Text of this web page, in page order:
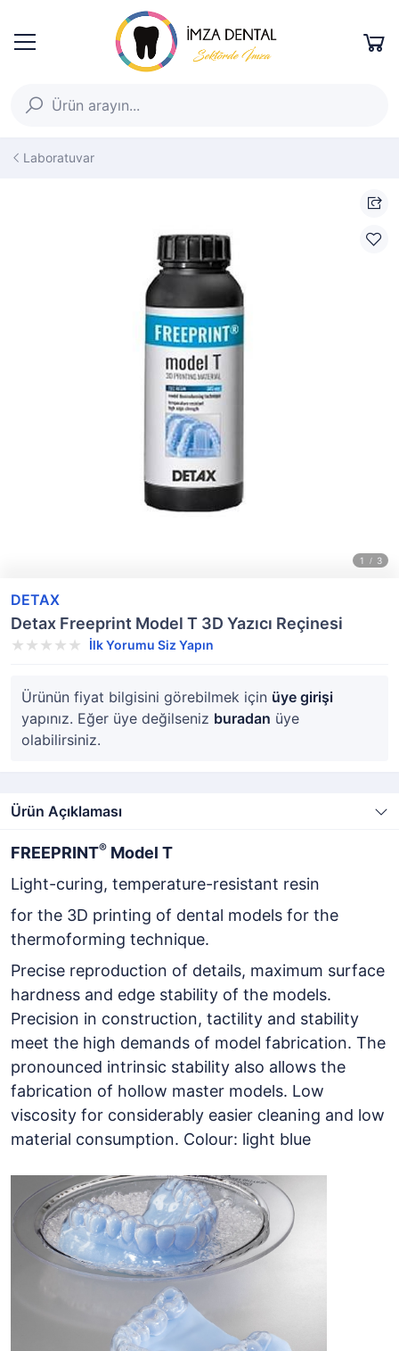
Laboratuvar
DETAX
Detax Freeprint Model T 3D Yazıcı Reçinesi
İlk Yorumu Siz Yapın
Ürünün fiyat bilgisini görebilmek için üye girişi
yapınız. Eğer üye değilseniz buradan üye
olabilirsiniz.
Ürün Açıklaması
FREEPRINT® Model T
Light-curing, temperature-resistant resin
for the 3D printing of dental models for the
thermoforming technique.
Precise reproduction of details, maximum surface
hardness and edge stability of the models.
Precision in construction, tactility and stability
meet the high demands of model fabrication. The
pronounced intrinsic stability also allows the
fabrication of hollow master models. Low
viscosity for considerably easier cleaning and low
material consumption. Colour: light blue